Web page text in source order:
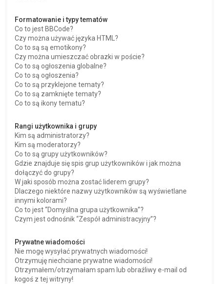
Formatowanie i typy tematów
Co to jest BBCode?
Czy można używać języka HTML?
Co to są są emotikony?
Czy można umieszczać obrazki w poście?
Co to są ogłoszenia globalne?
Co to są ogłoszenia?
Co to są przyklejone tematy?
Co to są zamknięte tematy?
Co to są ikony tematu?
Rangi użytkownika i grupy
Kim są administratorzy?
Kim są moderatorzy?
Co to są grupy użytkowników?
Gdzie znajduje się spis grup użytkowników i jak można
dołączyć do grupy?
W jaki sposób można zostać liderem grupy?
Dlaczego niektóre nazwy użytkowników są wyświetlane
innymi kolorami?
Co to jest “Domyślna grupa użytkownika”?
Czym jest odnośnik “Zespół administracyjny”?
Prywatne wiadomości
Nie mogę wysyłać prywatnych wiadomości!
Otrzymuję niechciane prywatne wiadomości!
Otrzymałem/otrzymałam spam lub obraźliwy e-mail od
kogoś z tej witryny!